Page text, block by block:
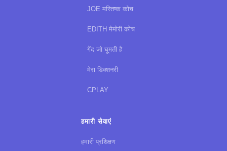
JOE मस्तिष्क कोच
EDITH मेमोरी कोच
गेंद जो घूमती है
मेरा डिक्शनरी
CPLAY
हमारी सेवाएं
हमारी प्रशिक्षण